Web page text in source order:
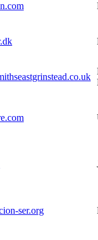
ser.org